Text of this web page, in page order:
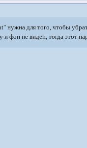
нужна для того, чтобы
фон не виден, тогда этот